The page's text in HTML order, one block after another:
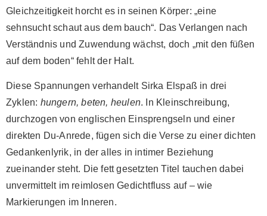
Gleichzeitigkeit horcht es in seinen Körper: „eine
sehnsucht schaut aus dem bauch“. Das Verlangen nach
Verständnis und Zuwendung wächst, doch „mit den füßen
auf dem boden“ fehlt der Halt.
Diese Spannungen verhandelt Sirka Elspaß in drei
Zyklen: hungern, beten, heulen. In Kleinschreibung,
durchzogen von englischen Einsprengseln und einer
direkten Du-Anrede, fügen sich die Verse zu einer dichten
Gedankenlyrik, in der alles in intimer Beziehung
zueinander steht. Die fett gesetzten Titel tauchen dabei
unvermittelt im reimlosen Gedichtfluss auf – wie
Markierungen im Inneren.